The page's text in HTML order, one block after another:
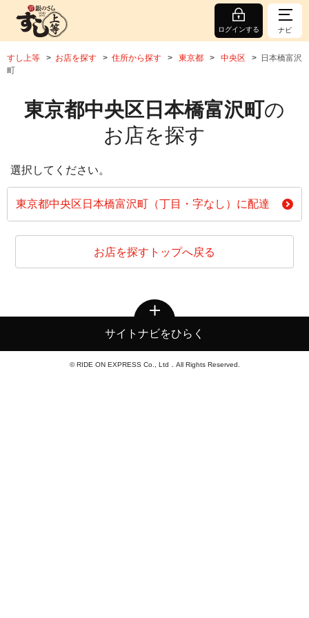
ログインする ナビ
すし上等 お店を探す 住所から探す 東京都 中央区
日本橋富沢
町
東京都中央区日本橋富沢町の
お店を探す
選択してください。
東京都中央区日本橋富沢町（丁目・字なし）に配達
お店を探すトップへ戻る
サイトナビをひらく
© RIDE ON EXPRESS Co., Ltd．All Rights Reserved.